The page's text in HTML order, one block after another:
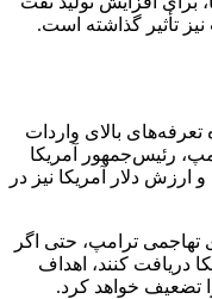
تأثیر گذاشته است.
بالای واردات
رئیس‌جمهور آمریکا
دلار آمریکا نیز در
ترامپ، حتی اگر
دریافت کنند، اهداف
تضعیف خواهد کرد.